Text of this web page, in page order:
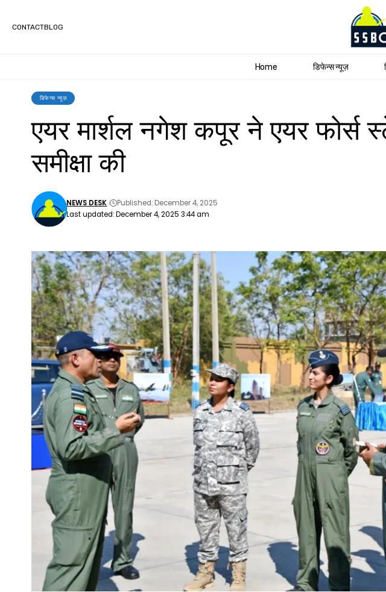
CONTACTBLOG
Home डिफेन्स न्यूज़
डिफेन्स न्यूज़
एयर मार्शल नगेश कपूर ने एयर फोर्स
समीक्षा की
Last updated: December 4, 2025 3:44 am
NEWS DESK Published: December 4, 2025